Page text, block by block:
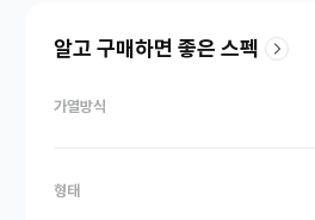
알고 구매하면 좋은 스펙
가열방식
형태